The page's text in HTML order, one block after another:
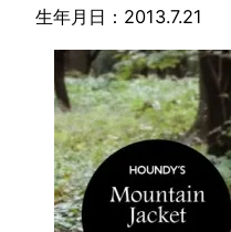
生年月日：2013.7.21